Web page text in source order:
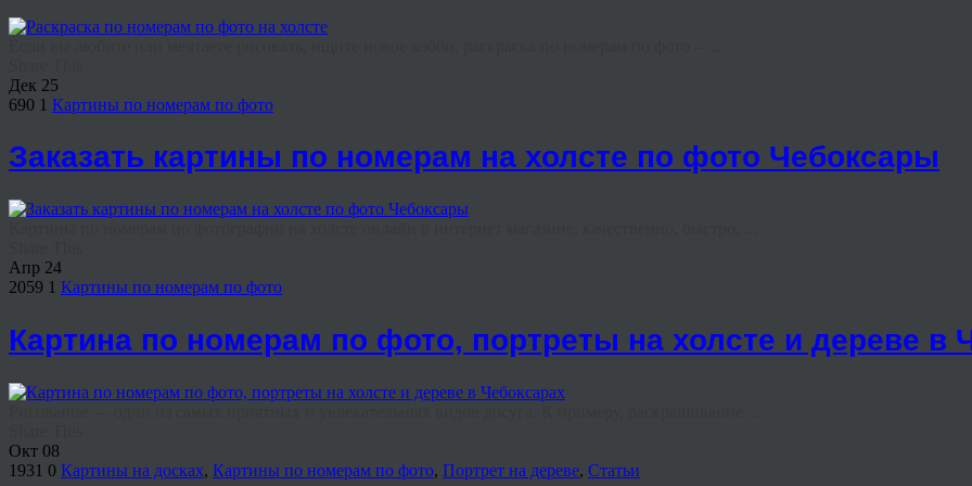
Дек 25
690 1 Картины по номерам по фото
Заказать картины по номерам на холсте по фото Чебоксары
Апр 24
2059 1 Картины по номерам по фото
Картина по номерам по фото, портреты на холсте и дереве в
Окт 08
1931 0 Картины на досках, Картины по номерам по фото, Портрет на дереве, Статьи